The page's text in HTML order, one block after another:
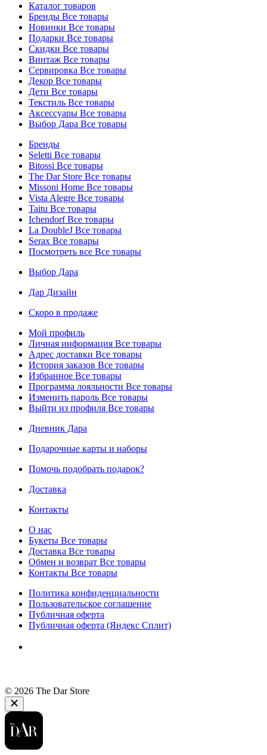
Каталог товаров
Бренды Все товары
Новинки Все товары
Подарки Все товары
Скидки Все товары
Винтаж Все товары
Сервировка Все товары
Декор Все товары
Дети Все товары
Текстиль Все товары
Аксессуары Все товары
Выбор Дара Все товары
Бренды
Seletti Все товары
Bitossi Все товары
The Dar Store Все товары
Missoni Home Все товары
Vista Alegre Все товары
Taitu Все товары
IchendorfВсе товары
La DoubleJ Все товары
Serax Все товары
Посмотреть все Все товары
Выбор Дара
Дар Дизайн
Скоро в продаже
Мой профиль
Личная информация Все товары
Адрес доставки Все товары
История заказов Все товары
Избранное Все товары
Программа лояльности Все товары
Изменить пароль Все товары
Выйти из профиля Все товары
Дневник Дара
Подарочные карты и наборы
Помочь подобрать подарок?
Доставка
Контакты
О нас
Букеты Все товары
Доставка Все товары
Обмен и возврат Все товары
Контакты Все товары
Политика конфиденциальности
Пользовательское соглашение
Публичная оферта
Публичная оферта (Яндекс Сплит)
© 2026 The Dar Store